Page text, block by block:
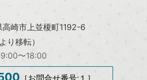
高崎市上並榎町1192-6
り移転）
〜18:00
［お問合せ番号:１］